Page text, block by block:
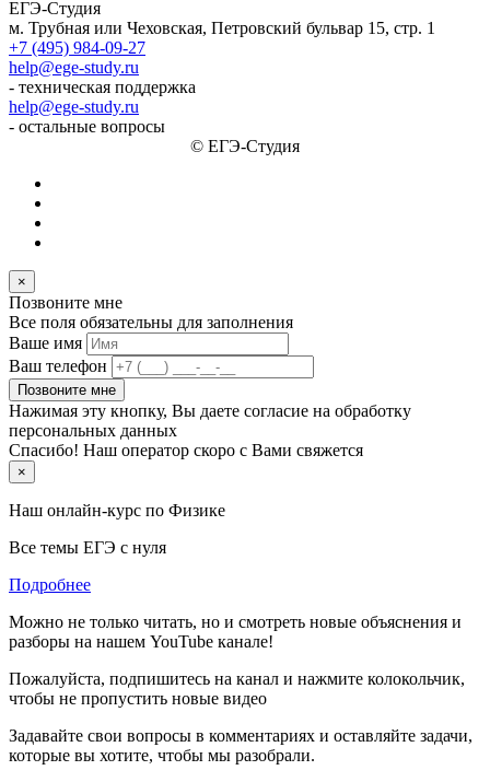
ЕГЭ-Студия
м. Трубная или Чеховская, Петровский бульвар 15, стр. 1
+7 (495) 984-09-27
help@ege-study.ru
- техническая поддержка
help@ege-study.ru
- остальные вопросы
© ЕГЭ-Студия
×
Позвоните мне
Все поля обязательны для заполнения
Ваше имя
Ваш телефон
Позвоните мне
Нажимая эту кнопку, Вы даете согласие на обработку
персональных данных
Спасибо! Наш оператор скоро с Вами свяжется
×
Наш онлайн-курс по Физике
Все темы ЕГЭ с нуля
Подробнее
Можно не только читать, но и смотреть новые объяснения и
разборы на нашем YouTube канале!
Пожалуйста, подпишитесь на канал и нажмите колокольчик,
чтобы не пропустить новые видео
Задавайте свои вопросы в комментариях и оставляйте задачи,
которые вы хотите, чтобы мы разобрали.